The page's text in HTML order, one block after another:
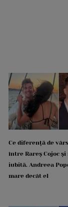
Ce diferență de
între Rareș Cojoc și
iubită. Andreea
mare decât el